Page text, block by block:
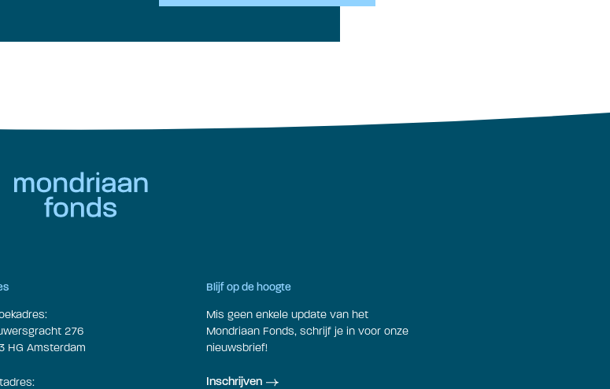
276
HG Amsterdam
Blijf op de hoogte
Mis geen enkele update van het
Mondriaan Fonds, schrijf je in voor onze
nieuwsbrief!
Inschrijven